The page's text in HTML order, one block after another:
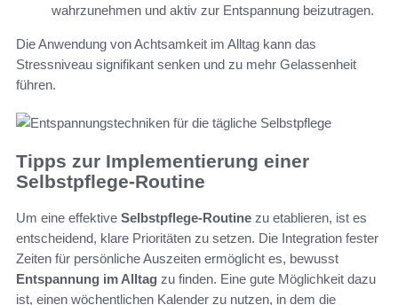
wahrzunehmen und aktiv zur Entspannung beizutragen.
Die Anwendung von Achtsamkeit im Alltag kann das
Stressniveau signifikant senken und zu mehr Gelassenheit
führen.
Tipps zur Implementierung einer
Selbstpflege-Routine
Um eine effektive Selbstpflege-Routine zu etablieren, ist es
entscheidend, klare Prioritäten zu setzen. Die Integration fester
Zeiten für persönliche Auszeiten ermöglicht es, bewusst
Entspannung im Alltag zu finden. Eine gute Möglichkeit dazu
ist, einen wöchentlichen Kalender zu nutzen, in dem die